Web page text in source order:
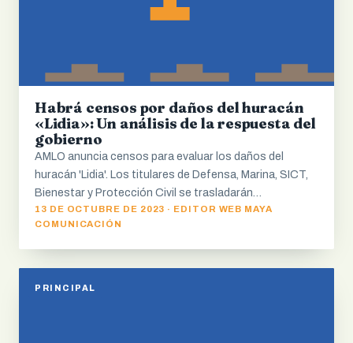
Habrá censos por daños del huracán
«Lidia»: Un análisis de la respuesta del
gobierno
AMLO anuncia censos para evaluar los daños del
huracán 'Lidia'. Los titulares de Defensa, Marina, SICT,
Bienestar y Protección Civil se trasladarán…
13 DE OCTUBRE DE 2023 · EDITOR WEB MAYA
COMUNICACIÓN
PRINCIPAL